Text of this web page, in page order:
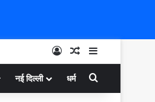
Log InRandom Article
Sidebar
नई दिल्ली धर्म Search for